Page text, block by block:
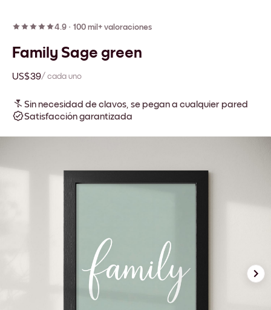
4.9 · 100 mil+ valoraciones
Family Sage green
US$39/ cada uno
Sin necesidad de clavos, se pegan a cualquier pared
Satisfacción garantizada